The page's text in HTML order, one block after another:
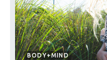
BODY+MIND